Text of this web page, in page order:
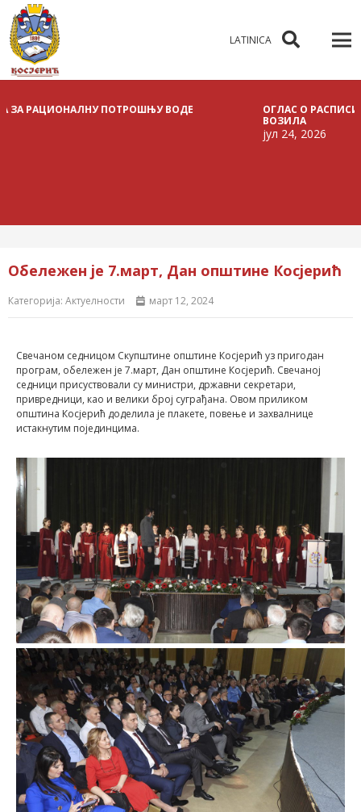
LATINICA
ПОТРОШЊУ ВОДЕ
ОГЛАС О РАСПИСИВАЊУ ЈАВНЕ
Обележен је 7.март, Дан општине Косјерић
Категорија: Актуелности март 12, 2024
Свечаном седницом Скупштине општине Косјерић уз пригодан
програм, обележен је 7.март, Дан општине Косјерић. Свечаној
седници присуствовали су министри, државни секретари,
привредници, као и велики број суграђана. Овом приликом
општина Косјерић доделила је плакете, повење и захвалнице
истакнутим појединцима.